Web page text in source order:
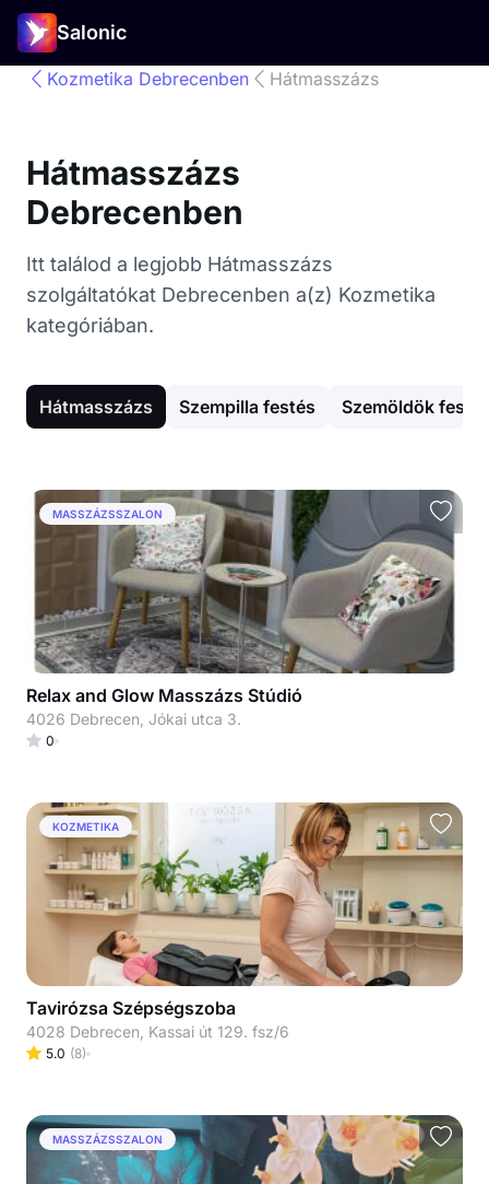
Salonic
Kozmetika Debrecenben Hátmasszázs
Hátmasszázs
Debrecenben
Itt találod a legjobb Hátmasszázs
szolgáltatókat Debrecenben a(z) Kozmetika
kategóriában.
Hátmasszázs Szempilla festés Szemöldök
MASSZÁZSSZALON
Relax and Glow Masszázs Stúdió
4026 Debrecen, Jókai utca 3.
0
KOZMETIKA
Tavirózsa Szépségszoba
4028 Debrecen, Kassai út 129. fsz/6
5.0 (8)
MASSZÁZSSZALON